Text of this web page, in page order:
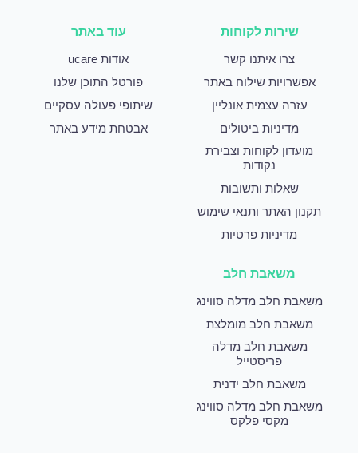
שירות לקוחות
צרו איתנו קשר
אפשרויות שילוח באתר
עזרה עצמית אונליין
מדיניות ביטולים
מועדון לקוחות וצבירת
נקודות
שאלות ותשובות
תקנון האתר ותנאי שימוש
מדיניות פרטיות
עוד באתר
אודות ucare
פורטל התוכן שלנו
שיתופי פעולה עסקיים
אבטחת מידע באתר
משאבת חלב
משאבת חלב מדלה סווינג
משאבת חלב מומלצת
משאבת חלב מדלה
פריסטייל
משאבת חלב ידנית
משאבת חלב מדלה סווינג
מקסי פלקס